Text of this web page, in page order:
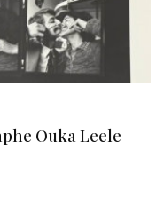
Ouka Leele